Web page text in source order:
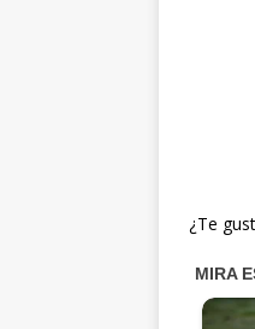
¿Te